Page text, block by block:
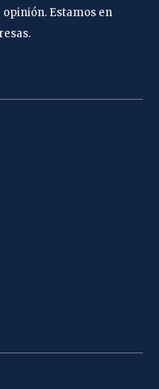
opinión. Estamos en